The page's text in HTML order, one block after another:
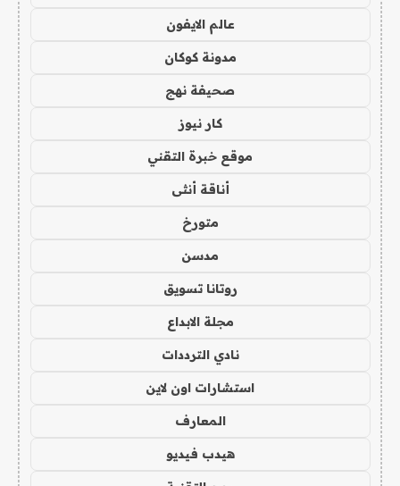
عالم الايفون
مدونة كوكان
صحيفة نهج
كار نيوز
موقع خبرة التقني
أناقة أنثى
متورخ
مدسن
روتانا تسويق
مجلة الابداع
نادي الترددات
استشارات اون لاين
المعارف
هيدب فيديو